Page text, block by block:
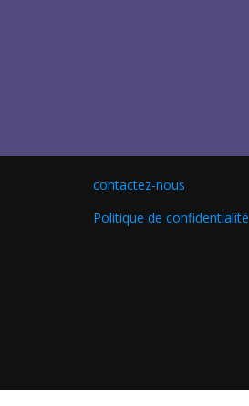
contactez-nous
Politique de confidentialité